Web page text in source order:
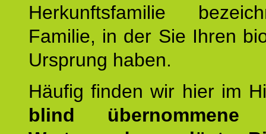
Herkunftsfamilie
Familie, in der Sie Ihren
Ursprung haben.
Häufig finden wir hier im
blind übernommene